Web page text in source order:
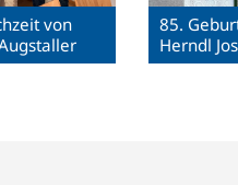
von
85.
Herndl